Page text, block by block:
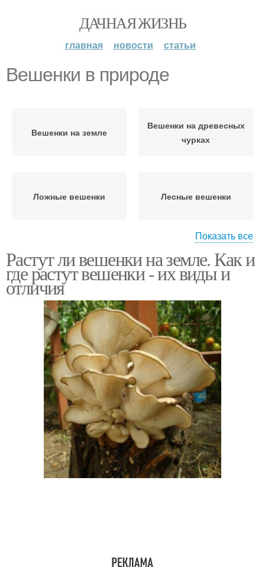
ДАЧНАЯ ЖИЗНЬ
главная новости статьи
Вешенки в природе
Вешенки на земле
Вешенки на древесных
чурках
Ложные вешенки Лесные вешенки
Вешенки на пнях
Показать все
Растут ли вешенки на земле. Как и
где растут вешенки - их виды и
отличия